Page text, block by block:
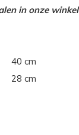
in onze winkel
40 cm
28 cm